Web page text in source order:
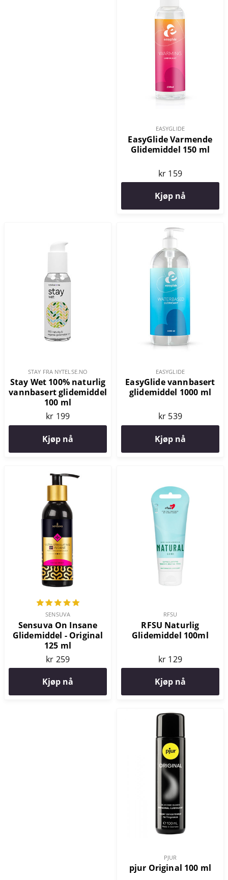
EASYGLIDE
EasyGlide Varmende
Glidemiddel 150 ml
kr 159
Kjøp nå
STAY FRA NYTELSE.NO
Stay Wet 100% naturlig
vannbasert glidemiddel
100 ml
kr 199
Kjøp nå
EASYGLIDE
EasyGlide vannbasert
glidemiddel 1000 ml
kr 539
Kjøp nå
SENSUVA
Sensuva On Insane
Glidemiddel - Original
125 ml
kr 259
Kjøp nå
RFSU
RFSU Naturlig
Glidemiddel 100ml
kr 129
Kjøp nå
PJUR
pjur Original 100 ml